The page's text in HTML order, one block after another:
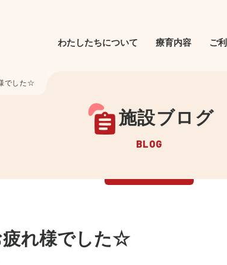
わたしたちについて 療育内容 ご
でした☆
施設ブログ
BLOG
疲れ様でした☆